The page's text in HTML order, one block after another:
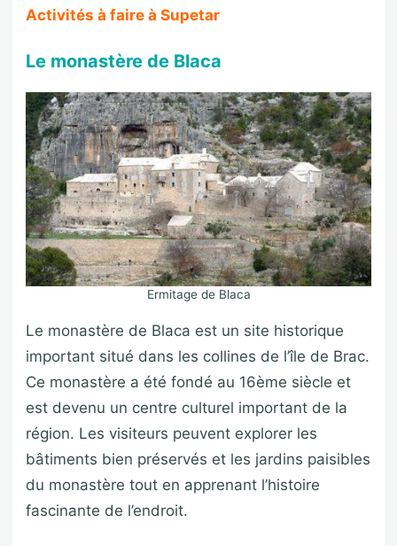
Activités à faire à Supetar
Le monastère de Blaca
Ermitage de Blaca
Le monastère de Blaca est un site historique
important situé dans les collines de l’île de Brac.
Ce monastère a été fondé au 16ème siècle et
est devenu un centre culturel important de la
région. Les visiteurs peuvent explorer les
bâtiments bien préservés et les jardins paisibles
du monastère tout en apprenant l’histoire
fascinante de l’endroit.